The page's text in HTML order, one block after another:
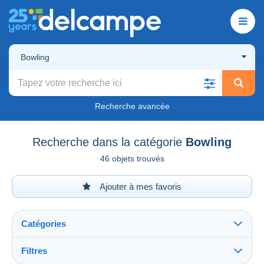
Bowling
Recherche avancée
Recherche dans la catégorie Bowling
46 objets trouvés
Ajouter à mes favoris
Catégories
Filtres